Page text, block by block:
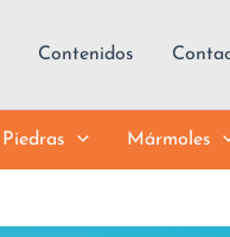
Contenidos
Piedras Mármoles